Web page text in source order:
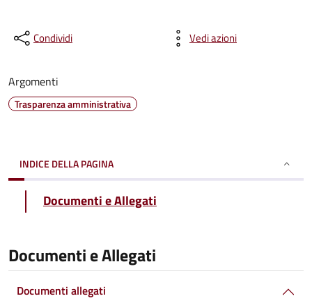
Condividi Vedi azioni
Argomenti
Trasparenza amministrativa
INDICE DELLA PAGINA
Documenti e Allegati
Documenti e Allegati
Documenti allegati